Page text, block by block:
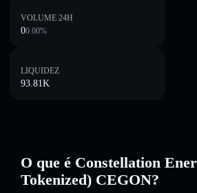
VOLUME 24H
00.00%
LIQUIDEZ
93.81K
O que é Constellation
Tokenized) CEGON?